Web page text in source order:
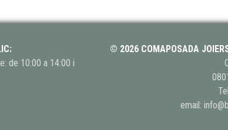
de 10:00 a 14:00 i
© 2026 COMAPOSADA
email: